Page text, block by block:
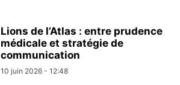
Lions de l’Atlas : entre prudence
médicale et stratégie de
communication
10 juin 2026 - 12:48